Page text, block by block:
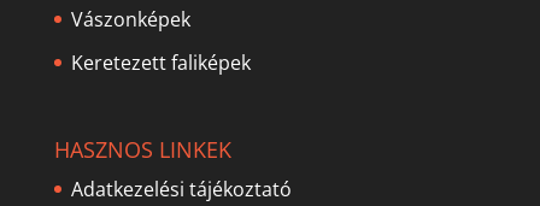
Vászonképek
Keretezett faliképek
HASZNOS LINKEK
Adatkezelési tájékoztató